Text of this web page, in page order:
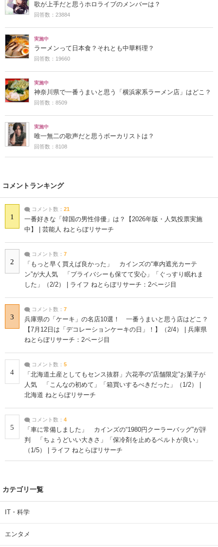
歌が上手だと思うホロライブのメンバーは？
回答数：23884
実施中
ラーメンって日本食？それとも中華料理？
回答数：19660
実施中
神奈川県で一番うまいと思う「横浜家系ラーメン店」はどこ？
回答数：8509
実施中
唯一無二の歌声だと思うボーカリストは？
回答数：8108
コメントランキング
1
コメント数： 21
一番好きな「韓国の男性俳優」は？【2026年版・人気投票実施
中】 | 芸能人 ねとらぼリサーチ
2
コメント数： 7
「もっと早く買えば良かった」 カインズの“車内遮光カーテ
ン”が大人気 「プライバシーも保てて安心」「ぐっすり眠れま
した」（2/2） | ライフ ねとらぼリサーチ：2ページ目
3
コメント数： 7
兵庫県の「ケーキ」の名店10選！ 一番うまいと思う店はどこ？
【7月12日は「デコレーションケーキの日」！】（2/4） | 兵庫県
ねとらぼリサーチ：2ページ目
4
コメント数： 5
「北海道土産としてもセンス抜群」六花亭の“店舗限定”お菓子が
人気 「こんなの初めて」「箱買いするべきだった」（1/2） |
北海道 ねとらぼリサーチ
5
コメント数： 4
「車に常備しました」 カインズの“1980円クーラーバッグ”が評
判 「ちょうどいい大きさ」「保冷剤を止めるベルトが良い」
（1/5） | ライフ ねとらぼリサーチ
カテゴリ一覧
IT・科学
エンタメ